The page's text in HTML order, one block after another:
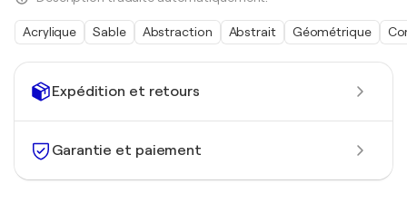
Expédition et retours
Garantie et paiement
Acrylique Sable Abstraction Abstrait Géométrique